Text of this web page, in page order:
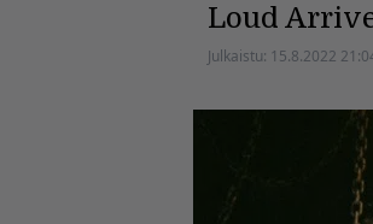
Loud
Julkaistu: 15.8.2022